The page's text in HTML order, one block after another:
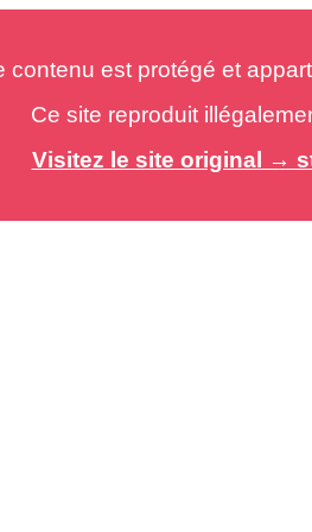
est protégé et
Ce site reproduit
Visitez le site original →